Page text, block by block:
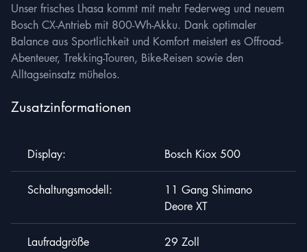
Unser frisches Lhasa kommt mit mehr Federweg und neuem
Bosch CX-Antrieb mit 800-Wh-Akku. Dank optimaler
Balance aus Sportlichkeit und Komfort meistert es Offroad-
Abenteuer, Trekking-Touren, Bike-Reisen sowie den
Alltagseinsatz mühelos.
Zusatzinformationen
Display: Bosch Kiox 500
Schaltungsmodell:
11 Gang Shimano
Deore XT
Laufradgröße 29 Zoll